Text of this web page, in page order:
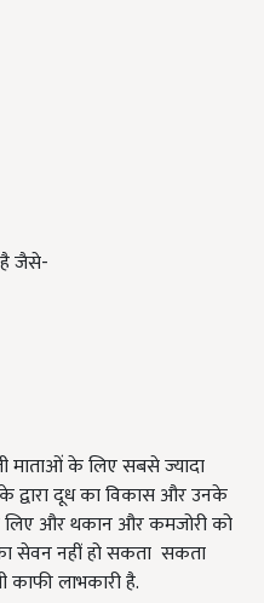
है जैसे-
माताओं के लिए सबसे ज्यादा
द्वारा दूध का विकास और उनके
लिए और थकान और कमजोरी को
सेवन नहीं हो सकता सकता
लाभकारी है.